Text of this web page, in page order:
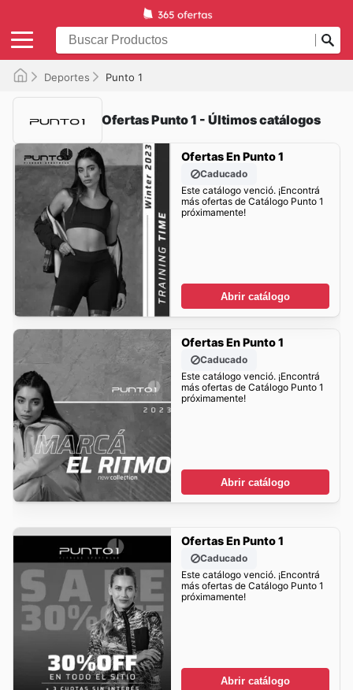
Deportes Punto 1
Ofertas Punto 1 - Últimos catálogos
Ofertas En Punto 1
Caducado
Este catálogo venció. ¡Encontrá
más ofertas de Catálogo Punto 1
próximamente!
Abrir catálogo
Ofertas En Punto 1
Caducado
Este catálogo venció. ¡Encontrá
más ofertas de Catálogo Punto 1
próximamente!
Abrir catálogo
Ofertas En Punto 1
Caducado
Este catálogo venció. ¡Encontrá
más ofertas de Catálogo Punto 1
próximamente!
Abrir catálogo